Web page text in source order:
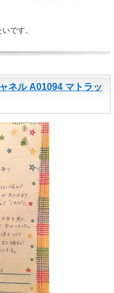
です。
ネル A01094 マトラッ